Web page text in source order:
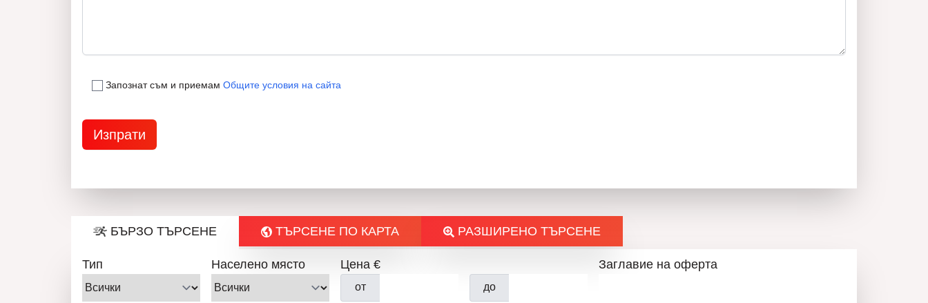
МОНИКА КИРИЛОВА
Запознат съм и приемам Общите условия на сайта
БЪРЗО ТЪРСЕНЕ ТЪРСЕНЕ ПО КАРТА РАЗШИРЕНО ТЪРСЕНЕ
Тип Населено място Цена €
от до
Заглавие на оферта